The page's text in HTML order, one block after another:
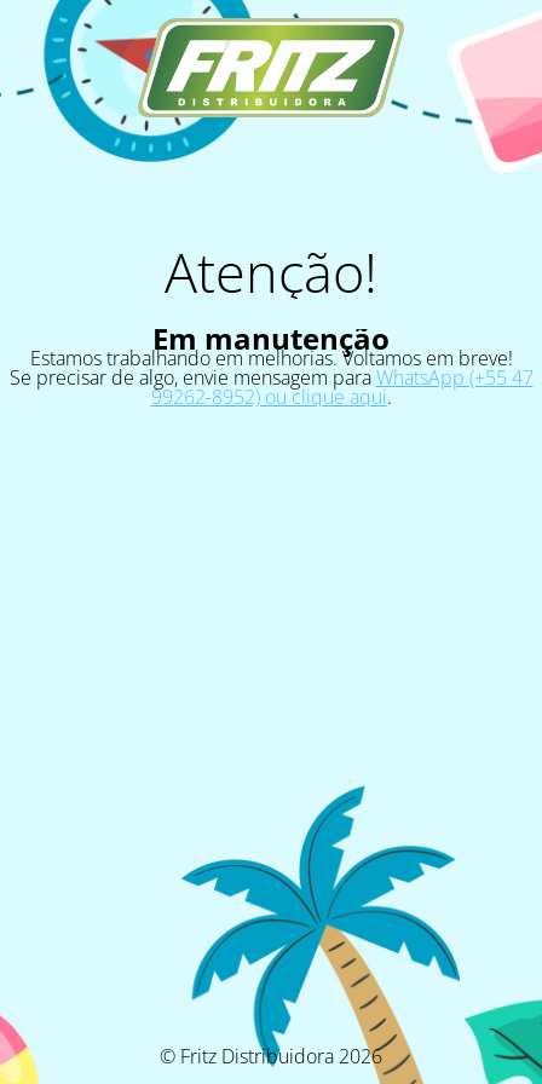
Atenção!
Em manutenção
Estamos trabalhando em melhorias. Voltamos em breve!
Se precisar de algo, envie mensagem paraWhatsApp (+55 47
99262-8952) ou clique aqui.
© Fritz Distribuidora 2026